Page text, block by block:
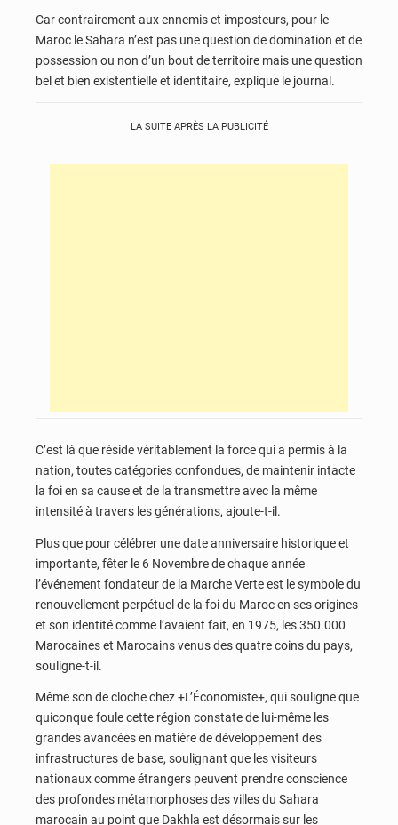
Car contrairement aux ennemis et imposteurs, pour le
Maroc le Sahara n’est pas une question de domination et de
possession ou non d’un bout de territoire mais une question
bel et bien existentielle et identitaire, explique le journal.
LA SUITE APRÈS LA PUBLICITÉ
C’est là que réside véritablement la force qui a permis à la
nation, toutes catégories confondues, de maintenir intacte
la foi en sa cause et de la transmettre avec la même
intensité à travers les générations, ajoute-t-il.
Plus que pour célébrer une date anniversaire historique et
importante, fêter le 6 Novembre de chaque année
l’événement fondateur de la Marche Verte est le symbole du
renouvellement perpétuel de la foi du Maroc en ses origines
et son identité comme l’avaient fait, en 1975, les 350.000
Marocaines et Marocains venus des quatre coins du pays,
souligne-t-il.
Même son de cloche chez +L’Économiste+, qui souligne que
quiconque foule cette région constate de lui-même les
grandes avancées en matière de développement des
infrastructures de base, soulignant que les visiteurs
nationaux comme étrangers peuvent prendre conscience
des profondes métamorphoses des villes du Sahara
marocain au point que Dakhla est désormais sur les